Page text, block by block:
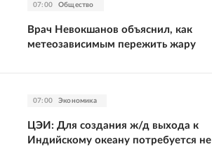
07:00 Общество
Врач Невокшанов объяснил, как
метеозависимым пережить жару
07:00 Экономика
ЦЭИ: Для создания ж/д выхода к
Индийскому океану потребуется не